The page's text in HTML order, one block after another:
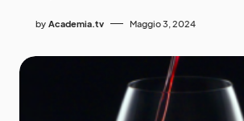
by Academia.tv Maggio 3, 2024